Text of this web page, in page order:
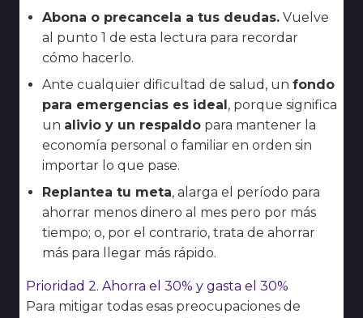
Abona o precancela a tus deudas. Vuelve
al punto 1 de esta lectura para recordar
cómo hacerlo.
Ante cualquier dificultad de salud, un fondo
para emergencias es ideal , porque significa
un alivio y un respaldo para mantener la
economía personal o familiar en orden sin
importar lo que pase.
Replantea tu meta, alarga el período para
ahorrar menos dinero al mes pero por más
tiempo; o, por el contrario, trata de ahorrar
más para llegar más rápido.
Prioridad 2. Ahorra el 30% y gasta el 30%
Para mitigar todas esas preocupaciones de